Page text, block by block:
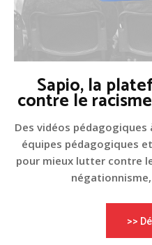
Sapio, la
contre le
Des vidéos
équipes pédagogiques
pour mieux lutter contre
>>